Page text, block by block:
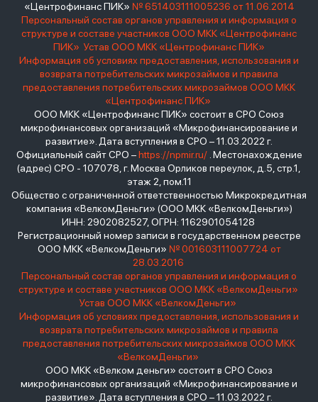
«Центрофинанс ПИК» № 651403111005236 от 11.06.2014
Персональный состав органов управления и информация о
структуре и составе участников ООО МКК «Центрофинанс
ПИК» Устав ООО МКК «Центрофинанс ПИК»
Информация об условиях предоставления, использования и
возврата потребительских микрозаймов и правила
предоставления потребительских микрозаймов ООО МКК
«Центрофинанс ПИК»
ООО МКК «Центрофинанс ПИК» состоит в СРО Союз
микрофинансовых организаций «Микрофинансирование и
развитие». Дата вступления в СРО – 11.03.2022 г.
Официальный сайт СРО –https://npmir.ru/. Местонахождение
(адрес) СРО - 107078, г. Москва Орликов переулок, д.5, стр.1,
этаж 2, пом.11
Общество с ограниченной ответственностью Микрокредитная
компания «ВелкомДеньги» (ООО МКК «ВелкомДеньги»)
ИНН: 2902082527, ОГРН: 1162901054128
Регистрационный номер записи в государственном реестре
ООО МКК «ВелкомДеньги» № 001603111007724 от
28.03.2016
Персональный состав органов управления и информация о
структуре и составе участников ООО МКК «ВелкомДеньги»
Устав ООО МКК «ВелкомДеньги»
Информация об условиях предоставления, использования и
возврата потребительских микрозаймов и правила
предоставления потребительских микрозаймов ООО МКК
«ВелкомДеньги»
ООО МКК «Велком деньги» состоит в СРО Союз
микрофинансовых организаций «Микрофинансирование и
развитие». Дата вступления в СРО – 11.03.2022 г.